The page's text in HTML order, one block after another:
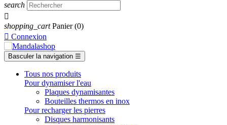
search

shopping_cart Panier (0)
 Connexion
Basculer la navigation ☰
Tous nos produits
Pour dynamiser l'eau
Plaques dynamisantes
Bouteilles thermos en inox
Pour recharger les pierres
Disques harmonisants